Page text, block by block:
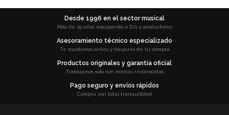
Desde 1996 en el sector musical
Más de 25 años equipando a DJs y productores
Asesoramiento técnico especializado
Te ayudamos antes y después de tu compra
Productos originales y garantía oficial
Trabajamos solo con marcas reconocidas
Pago seguro y envíos rápidos
Compra con total tranquilidad